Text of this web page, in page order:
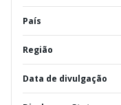
País
Região
Data de divulgação